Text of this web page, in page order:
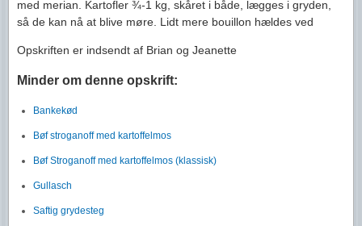
med merian. Kartofler ¾-1 kg, skåret i både, lægges i gryden,
så de kan nå at blive møre. Lidt mere bouillon hældes ved
Opskriften er indsendt af Brian og Jeanette
Minder om denne opskrift:
Bankekød
Bøf stroganoff med kartoffelmos
Bøf Stroganoff med kartoffelmos (klassisk)
Gullasch
Saftig grydesteg